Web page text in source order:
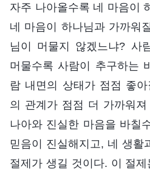
자주 나아올수록 네 마음이
네 마음이 하나님과 가까워
님이 머물지 않겠느냐? 사
머물수록 사람이 추구하는
람 내면의 상태가 점점 좋
의 관계가 점점 더 가까워
나아와 진실한 마음을 바칠
믿음이 진실해지고, 네 생활
절제가 생길 것이다. 이 절